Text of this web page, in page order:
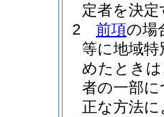
定者を決定
2
前項の場
等に地域
めたとき
者の一部
正な方法